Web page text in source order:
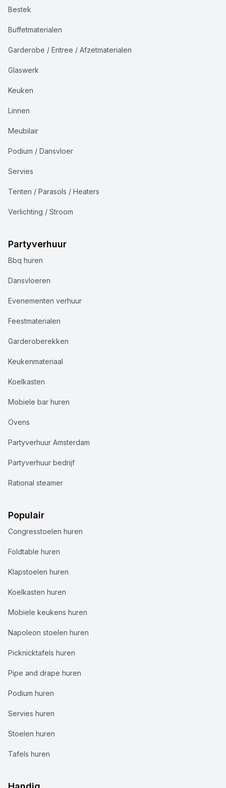
Bestek
Buffetmaterialen
Garderobe / Entree / Afzetmaterialen
Glaswerk
Keuken
Linnen
Meubilair
Podium / Dansvloer
Servies
Tenten / Parasols / Heaters
Verlichting / Stroom
Partyverhuur
Bbq huren
Dansvloeren
Evenementen verhuur
Feestmaterialen
Garderoberekken
Keukenmateriaal
Koelkasten
Mobiele bar huren
Ovens
Partyverhuur Amsterdam
Partyverhuur bedrijf
Rational steamer
Populair
Congresstoelen huren
Foldtable huren
Klapstoelen huren
Koelkasten huren
Mobiele keukens huren
Napoleon stoelen huren
Picknicktafels huren
Pipe and drape huren
Podium huren
Servies huren
Stoelen huren
Tafels huren